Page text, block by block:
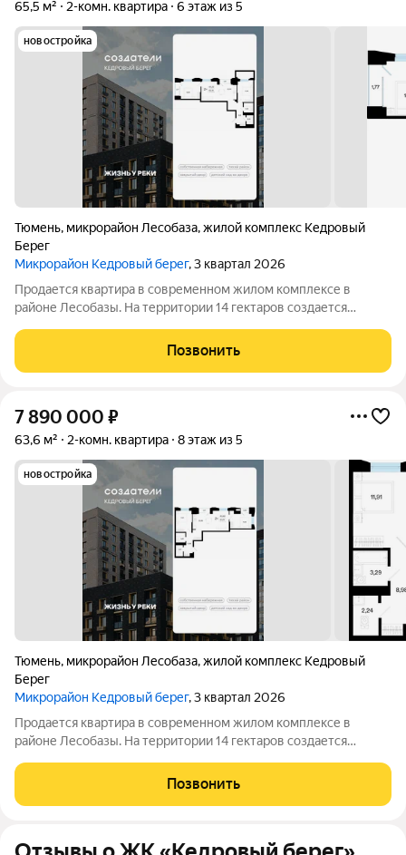
65,5 м² 2-комн. квартира 6 этаж из 5
новостройка
Тюмень, микрорайон Лесобаза,жилой комплекс Кедровый
Берег
Микрорайон Кедровый берег, 3 квартал 2026
Продается квартира в современном жилом комплексе в
районе Лесобазы. На территории 14 гектаров создается
класса высотой от 5 до 25 этажей, собственным детским садом
и благоустроенной набережной.
Позвонить
7 890 000 ₽
63,6 м² 2-комн. квартира 8 этаж из 5
новостройка
Тюмень, микрорайон Лесобаза,жилой комплекс Кедровый
Берег
Микрорайон Кедровый берег, 3 квартал 2026
Продается квартира в современном жилом комплексе в
районе Лесобазы. На территории 14 гектаров создается
класса высотой от 5 до 25 этажей, собственным детским садом
и благоустроенной набережной.
Позвонить